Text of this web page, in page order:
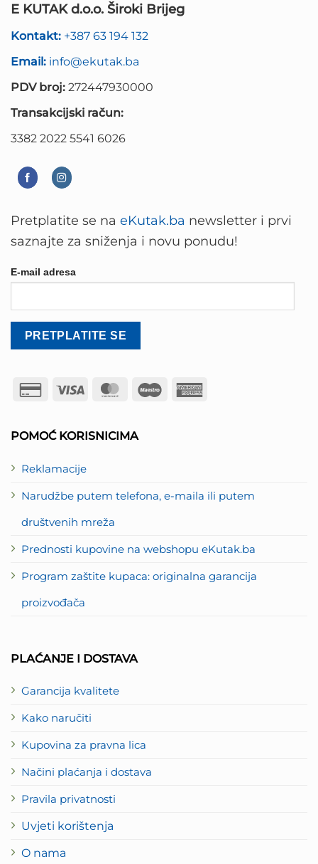
E KUTAK d.o.o. Široki Brijeg
Kontakt: +387 63 194 132
Email: info@ekutak.ba
PDV broj: 272447930000
Transakcijski račun:
3382 2022 5541 6026
POMOĆ KORISNICIMA
Reklamacije
Narudžbe putem telefona, e-maila ili putem
društvenih mreža
Prednosti kupovine na webshopu eKutak.ba
Program zaštite kupaca: originalna garancija
proizvođača
PLAĆANJE I DOSTAVA
Garancija kvalitete
Kako naručiti
Kupovina za pravna lica
Načini plaćanja i dostava
Pravila privatnosti
Uvjeti korištenja
O nama
Pretplatite se na eKutak.ba newsletter i prvi
saznajte za sniženja i novu ponudu!
E-mail adresa
Credit
Visa MasterCard
Maestro